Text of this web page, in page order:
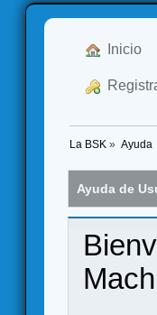
Inicio
La BSK » Ayuda
Ayuda de